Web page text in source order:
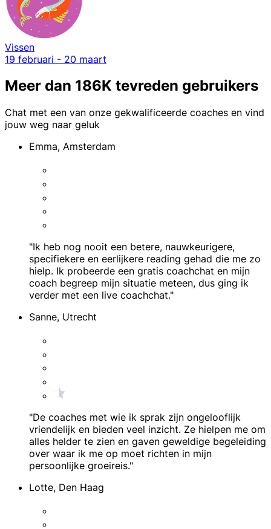
Vissen
19 februari - 20 maart
Meer dan 186K tevreden gebruikers
Chat met een van onze gekwalificeerde coaches en vind
jouw weg naar geluk
Emma, Amsterdam
"Ik heb nog nooit een betere, nauwkeurigere,
specifiekere en eerlijkere reading gehad die me zo
hielp. Ik probeerde een gratis coachchat en mijn
coach begreep mijn situatie meteen, dus ging ik
verder met een live coachchat."
Sanne, Utrecht
"De coaches met wie ik sprak zijn ongelooflijk
vriendelijk en bieden veel inzicht. Ze hielpen me om
alles helder te zien en gaven geweldige begeleiding
over waar ik me op moet richten in mijn
persoonlijke groeireis."
Lotte, Den Haag